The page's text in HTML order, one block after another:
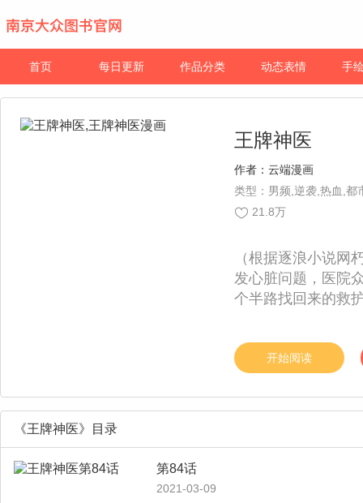
首页 每日更新 作品分类 动态表情 手
王牌神医
作者： 云端漫画
类型：男频,逆袭,热血,都
21.8万
（根据逐浪小说网
发心脏问题，医院
个半路找回来的救
护医道尊严，他的
时，各路高手齐聚
开始阅读
《王牌神医》目录
第84话
2021-03-09